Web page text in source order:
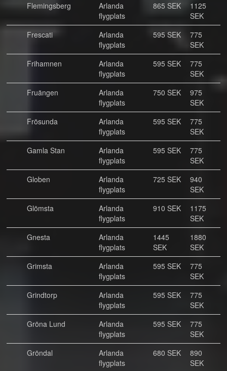
Flemingsberg
Arlanda
flygplats
865 SEK
1125
SEK
Frescati
Arlanda
flygplats
595 SEK
775
SEK
Frihamnen
Arlanda
flygplats
595 SEK
775
SEK
Fruängen
Arlanda
flygplats
750 SEK
975
SEK
Frösunda
Arlanda
flygplats
595 SEK
775
SEK
Gamla Stan
Arlanda
flygplats
595 SEK
775
SEK
Globen
Arlanda
flygplats
725 SEK
940
SEK
Glömsta
Arlanda
flygplats
910 SEK
1175
SEK
Gnesta
Arlanda
flygplats
1445
SEK
1880
SEK
Grimsta
Arlanda
flygplats
595 SEK
775
SEK
Grindtorp
Arlanda
flygplats
595 SEK
775
SEK
Gröna Lund
Arlanda
flygplats
595 SEK
775
SEK
Gröndal
Arlanda
flygplats
680 SEK
890
SEK